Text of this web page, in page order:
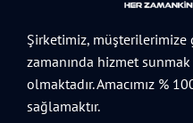
Şirketimiz,
zamanında hizmet
olmaktadır. Amacımız %
sağlamaktır.